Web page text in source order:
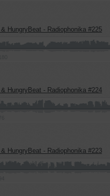
HungryBeat - Radiophonika #225
HungryBeat - Radiophonika #224
HungryBeat - Radiophonika #223